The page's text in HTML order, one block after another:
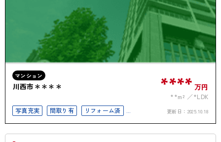
マンション
川西市＊＊＊＊ **** 万円
**m²
*LDK
写真充実
間取り有
リフォーム済
駅徒歩10分以内
オートロック
更新日： 2025.10.18